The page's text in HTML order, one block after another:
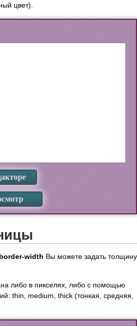
цвет).
border-width Вы можете задать толщину
либо в пикселях, либо с помощью
thin, medium, thick (тонкая, средняя,